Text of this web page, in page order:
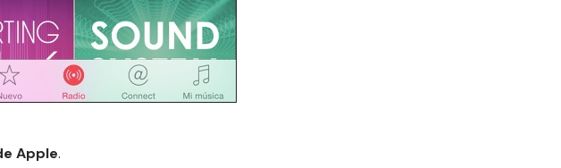
Apple.